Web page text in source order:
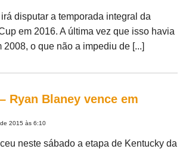
disputar a temporada integral da
em 2016. A última vez que isso havia
2008, o que não a impediu de [...]
Ryan Blaney vence em
2015 às 6:10
neste sábado a etapa de Kentucky da